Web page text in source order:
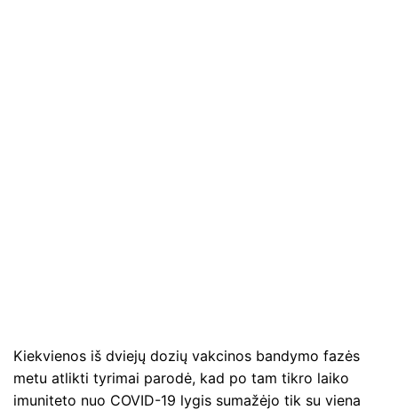
Kiekvienos iš dviejų dozių vakcinos bandymo fazės
metu atlikti tyrimai parodė, kad po tam tikro laiko
imuniteto nuo COVID-19 lygis sumažėjo tik su viena